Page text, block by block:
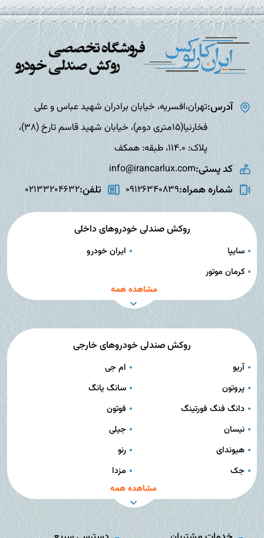
آدرس:تهران،افسریه، خیابان برادران شهید عباس و علی
فخارنیا(15متری دوم)، خیابان شهید قاسم تارخ (38)،
پلاک: 114.0، طبقه: همکف
کد پستی:info@irancarlux.com
شماره همراه:09126340839 تلفن:02133204632
روکش صندلی خودروهای داخلی
سایپا
ایران خودرو
کرمان موتور
مشاهده همه
روکش صندلی خودروهای خارجی
آریو
ام جی
پروتون
سانگ یانگ
دانگ فنگ فورتینگ
فوتون
نیسان
جیلی
هیوندای
رنو
جک
مزدا
مشاهده همه